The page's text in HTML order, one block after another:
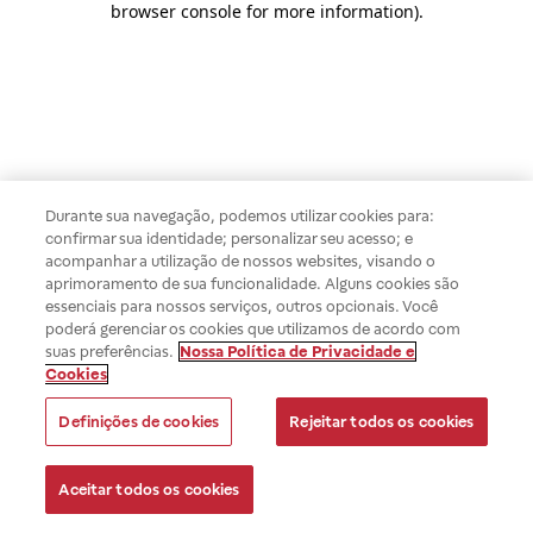
browser console for more information).
Durante sua navegação, podemos utilizar cookies para:
confirmar sua identidade; personalizar seu acesso; e
acompanhar a utilização de nossos websites, visando o
aprimoramento de sua funcionalidade. Alguns cookies são
essenciais para nossos serviços, outros opcionais. Você
poderá gerenciar os cookies que utilizamos de acordo com
suas preferências. Nossa Política de Privacidade e
Cookies
Definições de cookies Rejeitar todos os cookies
Aceitar todos os cookies